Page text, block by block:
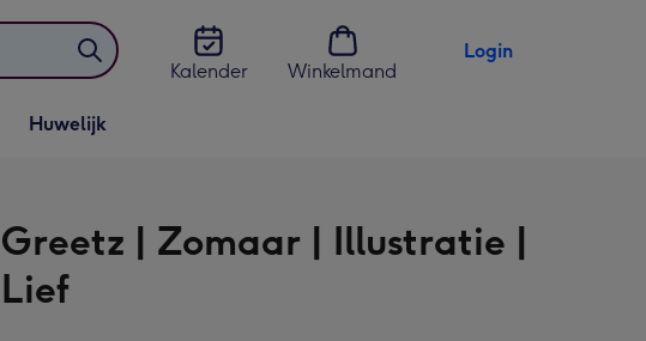
Kalender
Winkelmand
Login
Vervolgkeuzelijst
Huwelijk openen
Huwelijk
Greetz | Zomaar | Illustratie |
Lief